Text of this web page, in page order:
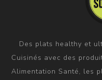
Des plats healthy et
Cuisinés avec des
Alimentation Santé, les